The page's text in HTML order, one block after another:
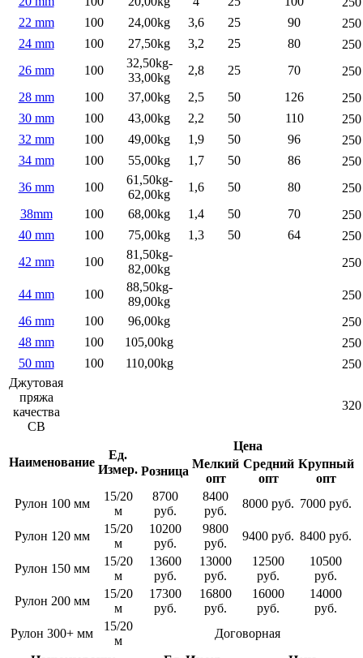
22 mm
100 24,00kg 3,6 25 90
24 mm
100 27,50kg 3,2 25 80
26 mm
100
32,50kg-
33,00kg
2,8 25 70
28 mm
100 37,00kg 2,5 50 126
30 mm
100 43,00kg 2,2 50 110
32 mm
100 49,00kg 1,9 50 96
34 mm
100 55,00kg 1,7 50 86
36 mm
100
61,50kg-
62,00kg
1,6 50 80
38mm
100 68,00kg 1,4 50 70
40 mm
100 75,00kg 1,3 50 64
42 mm
100
81,50kg-
82,00kg
44 mm 100
88,50kg-
89,00kg
46 mm
100 96,00kg
48 mm
100 105,00kg
50 mm
100 110,00kg
Джутовая
пряжа
качества
СВ
Наименование
Ед.
Измер.
Цена
Розница
Мелкий
опт
Средний
опт
Крупный
опт
Рулон 100 мм
15/20
м
8700
руб.
8400
руб.
8000 руб. 7000 руб.
Рулон 120 мм
15/20
м
10200
руб.
9800
руб.
9400 руб. 8400 руб.
Рулон 150 мм
15/20
м
13600
руб.
13000
руб.
12500
руб.
10500
руб.
Рулон 200 мм
15/20
м
17300
руб.
16800
руб.
16000
руб.
14000
руб.
Рулон 300+ мм
15/20
м
Договорная